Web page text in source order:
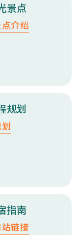
景点
介绍
规划
指南
链接